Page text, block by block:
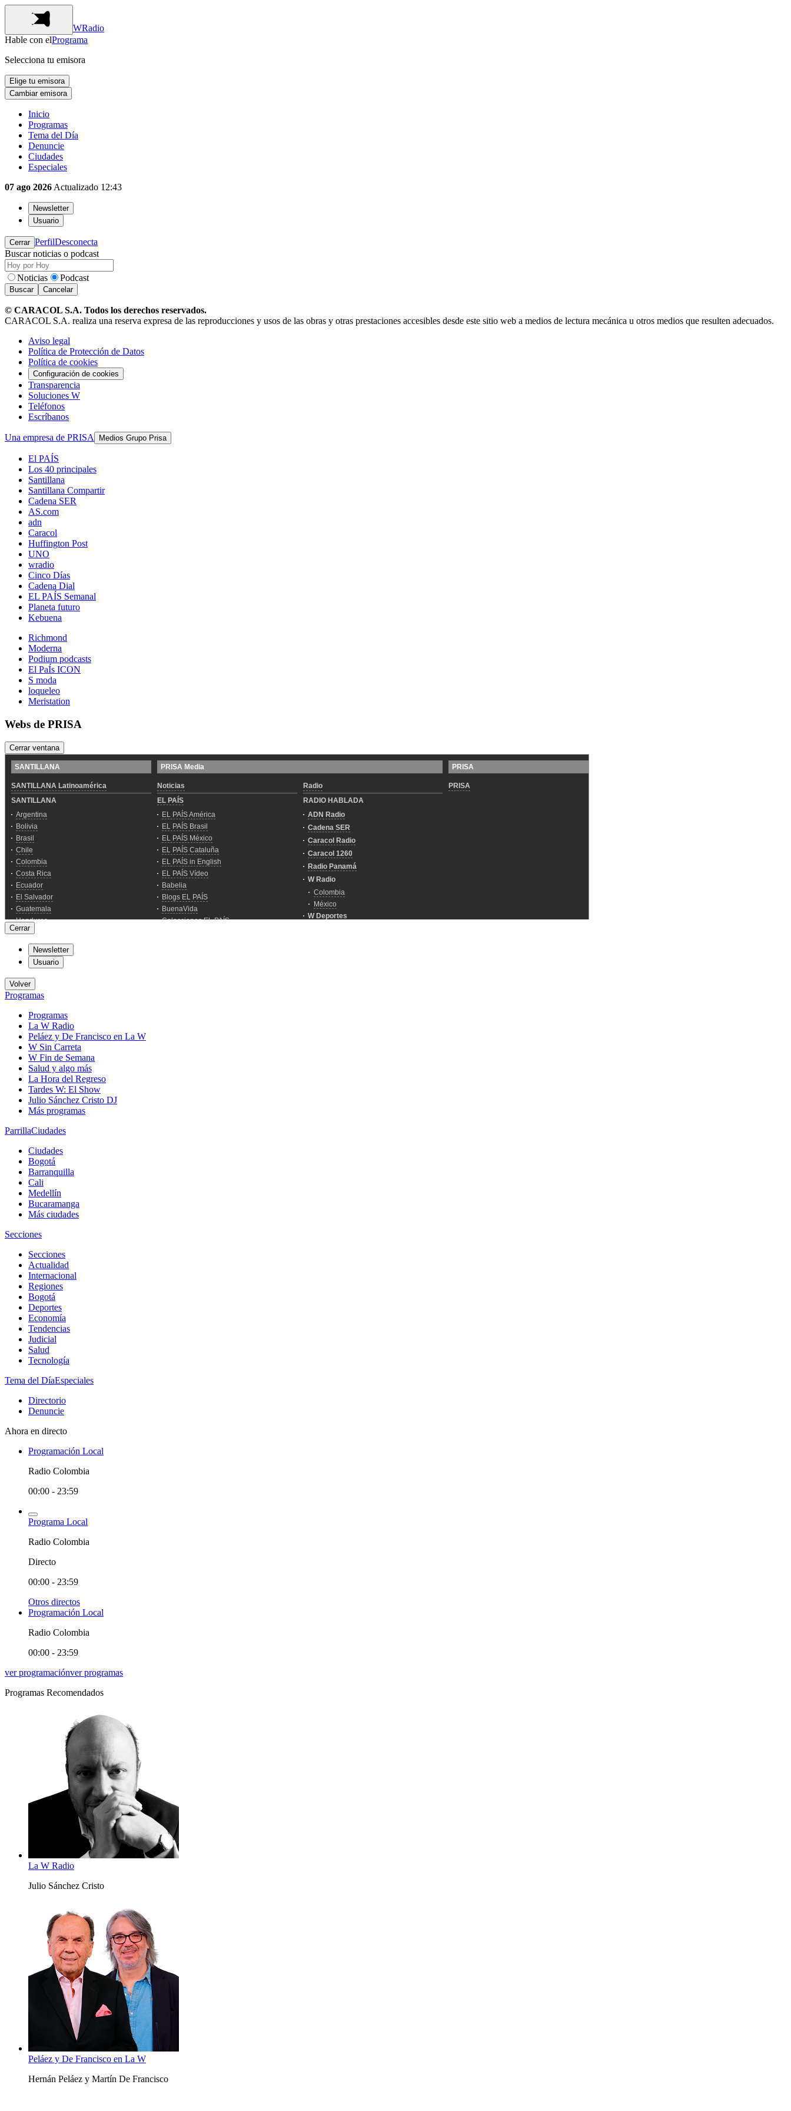
WRadio
Hable con elPrograma
Selecciona tu emisora
Elige tu emisora
Cambiar emisora
Inicio
Programas
Tema del Día
Denuncie
Ciudades
Especiales
07 ago 2026 Actualizado 12:43
Newsletter
Usuario
Cerrar PerfilDesconecta
Buscar noticias o podcast
Noticias Podcast
Buscar Cancelar
© CARACOL S.A. Todos los derechos reservados.
CARACOL S.A. realiza una reserva expresa de las reproducciones y usos de las obras y otras prestaciones accesibles desde este sitio web a medios de lectura mecánica u otros medios que resulten adecuados.
Aviso legal
Política de Protección de Datos
Política de cookies
Configuración de cookies
Transparencia
Soluciones W
Teléfonos
Escríbanos
Una empresa de PRISA Medios Grupo Prisa
El PAÍS
Los 40 principales
Santillana
Santillana Compartir
Cadena SER
AS.com
adn
Caracol
Huffington Post
UNO
wradio
Cinco Días
Cadena Dial
EL PAÍS Semanal
Planeta futuro
Kebuena
Richmond
Moderna
Podium podcasts
El PaÍs ICON
S moda
loqueleo
Meristation
Webs de PRISA
Cerrar ventana
Cerrar
Newsletter
Usuario
Volver
Programas
Programas
La W Radio
Peláez y De Francisco en La W
W Sin Carreta
W Fin de Semana
Salud y algo más
La Hora del Regreso
Tardes W: El Show
Julio Sánchez Cristo DJ
Más programas
ParrillaCiudades
Ciudades
Bogotá
Barranquilla
Cali
Medellín
Bucaramanga
Más ciudades
Secciones
Secciones
Actualidad
Internacional
Regiones
Bogotá
Deportes
Economía
Tendencias
Judicial
Salud
Tecnología
Tema del DíaEspeciales
Directorio
Denuncie
Ahora en directo
Programación Local
Radio Colombia
00:00 - 23:59
Programa Local
Radio Colombia
Directo
00:00 - 23:59
Otros directos
Programación Local
Radio Colombia
00:00 - 23:59
ver programaciónver programas
Programas Recomendados
La W Radio
Julio Sánchez Cristo
Peláez y De Francisco en La W
Hernán Peláez y Martín De Francisco